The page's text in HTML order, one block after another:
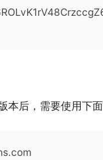
本后，需要使用下